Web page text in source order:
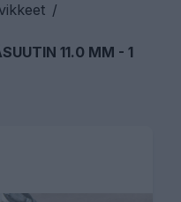
/
11.0 MM - 1